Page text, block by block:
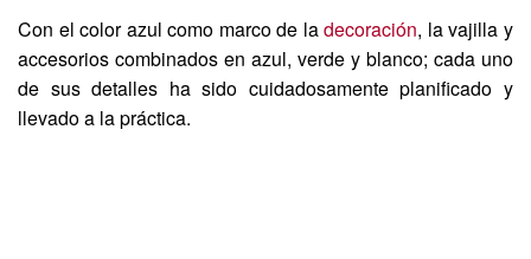
Con el color azul como marco de ladecoración, la vajilla y
accesorios combinados en azul, verde y blanco; cada uno
de sus detalles ha sido cuidadosamente planificado y
llevado a la práctica.